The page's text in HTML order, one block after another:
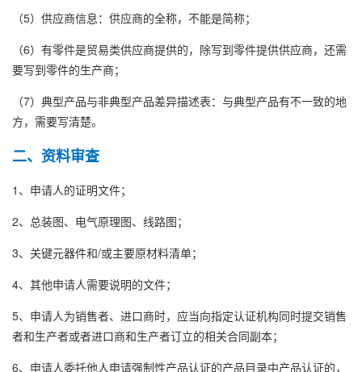
（5）供应商信息：供应商的全称，不能是简称；
（6）有零件是贸易类供应商提供的，除写到零件提供供应商，还需
要写到零件的生产商；
（7）典型产品与非典型产品差异描述表：与典型产品有不一致的地
方，需要写清楚。
二、资料审查
1、申请人的证明文件；
2、总装图、电气原理图、线路图；
3、关键元器件和/或主要原材料清单；
4、其他申请人需要说明的文件；
5、申请人为销售者、进口商时，应当向指定认证机构同时提交销售
者和生产者或者进口商和生产者订立的相关合同副本；
6、申请人委托他人申请强制性产品认证的产品目录中产品认证的，